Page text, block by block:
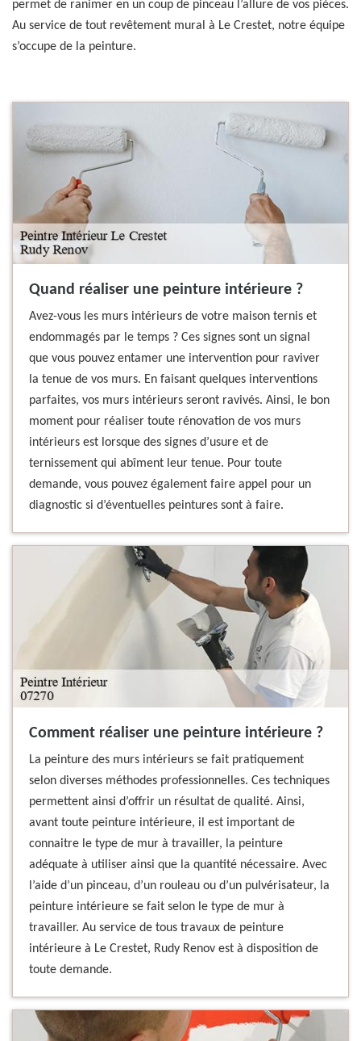
permet de ranimer en un coup de pinceau l’allure de vos pièces.
Au service de tout revêtement mural à Le Crestet, notre équipe
s’occupe de la peinture.
Quand réaliser une peinture intérieure ?
Avez-vous les murs intérieurs de votre maison ternis et
endommagés par le temps ? Ces signes sont un signal
que vous pouvez entamer une intervention pour raviver
la tenue de vos murs. En faisant quelques interventions
parfaites, vos murs intérieurs seront ravivés. Ainsi, le bon
moment pour réaliser toute rénovation de vos murs
intérieurs est lorsque des signes d’usure et de
ternissement qui abîment leur tenue. Pour toute
demande, vous pouvez également faire appel pour un
diagnostic si d’éventuelles peintures sont à faire.
Comment réaliser une peinture intérieure ?
La peinture des murs intérieurs se fait pratiquement
selon diverses méthodes professionnelles. Ces techniques
permettent ainsi d’offrir un résultat de qualité. Ainsi,
avant toute peinture intérieure, il est important de
connaitre le type de mur à travailler, la peinture
adéquate à utiliser ainsi que la quantité nécessaire. Avec
l’aide d’un pinceau, d’un rouleau ou d’un pulvérisateur, la
peinture intérieure se fait selon le type de mur à
travailler. Au service de tous travaux de peinture
intérieure à Le Crestet, Rudy Renov est à disposition de
toute demande.